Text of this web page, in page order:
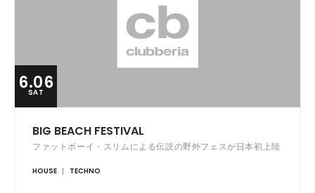
6.06
SAT
BIG BEACH FESTIVAL
ファットボーイ・スリムによる伝説の野外フェスが日本初上陸
HOUSE TECHNO